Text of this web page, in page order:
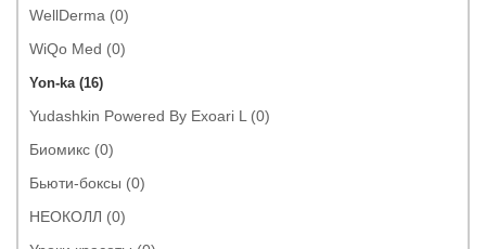
WellDerma (0)
WiQo Med (0)
Yon-ka (16)
Yudashkin Powered By Exoari L (0)
Биомикс (0)
Бьюти-боксы (0)
НЕОКОЛЛ (0)